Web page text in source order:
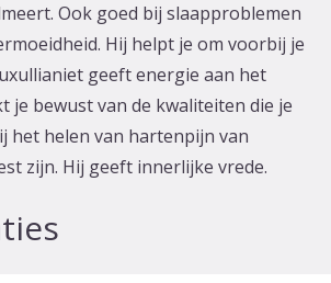
Ook goed bij slaapproblemen
Hij helpt je om voorbij je
geeft energie aan het
je bewust van de kwaliteiten die je
het helen van hartenpijn van
zijn. Hij geeft innerlijke vrede.